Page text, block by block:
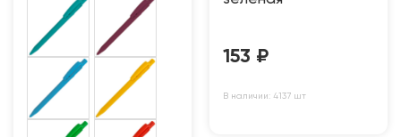
153 ₽
В наличии: 4137 шт